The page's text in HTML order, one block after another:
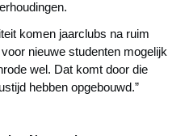
komen jaarclubs na ruim
nieuwe studenten mogelijk
wel. Dat komt door die
hebben opgebouwd.”